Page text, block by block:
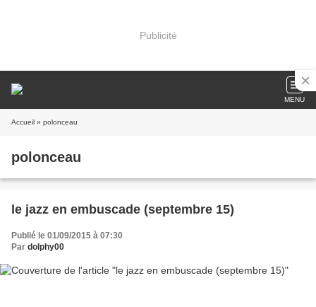
Publicité
MENU
Accueil » polonceau
polonceau
le jazz en embuscade (septembre 15)
Publié le 01/09/2015 à 07:30
Par dolphy00